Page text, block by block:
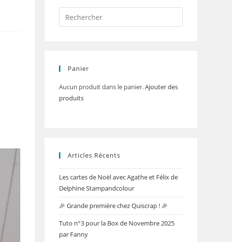
Panier
Aucun produit dans le panier.Ajouter des
produits
Articles Récents
Les cartes de Noël avec Agathe et Félix de
Delphine Stampandcolour
🎉 Grande première chez Quiscrap ! 🎉
Tuto n°3 pour la Box de Novembre 2025
par Fanny